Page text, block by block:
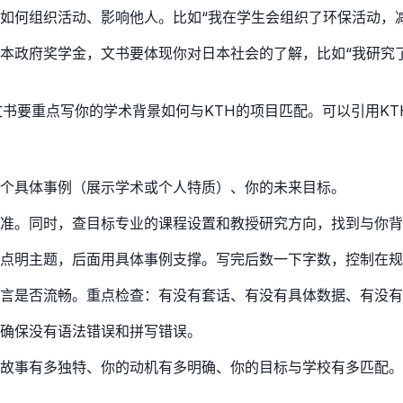
何组织活动、影响他人。比如“我在学生会组织了环保活动
政府奖学金，文书要体现你对日本社会的了解，比如“我研
要重点写你的学术背景如何与KTH的项目匹配。可以引用
体事例（展示学术或个人特质）、你的未来目标。
。同时，查目标专业的课程设置和教授研究方向，找到与你
明主题，后面用具体事例支撑。写完后数一下字数，控制在
是否流畅。重点检查：有没有套话、有没有具体数据、有没
保没有语法错误和拼写错误。
事有多独特、你的动机有多明确、你的目标与学校有多匹配